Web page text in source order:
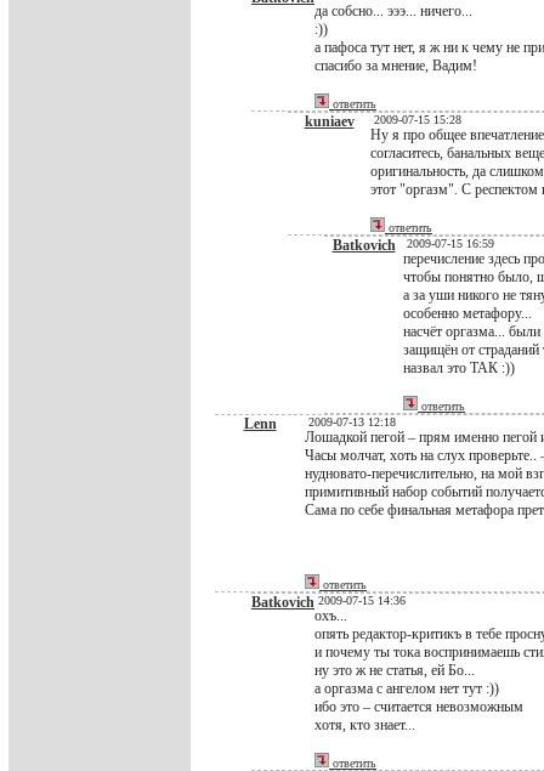
да собсно... эээ... ничего...
:))
а пафоса тут нет, я ж ни к чему не
спасибо за мнение, Вадим!
ответить
kuniaev 2009-07-15 15:28
Ну я про общее
согласитесь, банальных
оригинальность, да
этот "оргазм". С
ответить
Batkovich 2009-07-15 16:59
перечисление здесь
чтобы понятно было,
а за уши никого не
особенно метафору...
насчёт оргазма...
защищён от
назвал это ТАК :))
ответить
Lenn 2009-07-13 12:18
Лошадкой пегой – прям именно пегой
Часы молчат, хоть на слух
нудновато-перечислительно, на мой
примитивный набор событий
Сама по себе финальная метафора
ответить
Batkovich 2009-07-15 14:36
охъ...
опять редактор-критикъ в тебе
и почему ты тока воспринимаешь
ну это ж не статья, ей Бо...
а оргазма с ангелом нет тут :))
ибо это – считается невозможным
хотя, кто знает...
ответить